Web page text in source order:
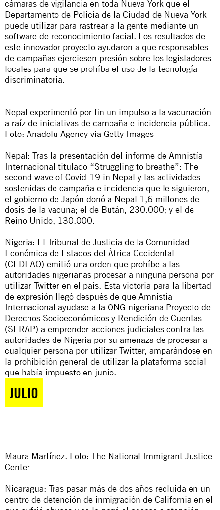
cámaras de vigilancia en toda Nueva York que el
Departamento de Policía de la Ciudad de Nueva York
puede utilizar para rastrear a la gente mediante un
software de reconocimiento facial. Los resultados de
este innovador proyecto ayudaron a que responsables
de campañas ejerciesen presión sobre los legisladores
locales para que se prohíba el uso de la tecnología
discriminatoria.
Nepal experimentó por fin un impulso a la vacunación
a raíz de iniciativas de campaña e incidencia pública.
Foto: Anadolu Agency via Getty Images
Nepal: Tras la presentación del informe de Amnistía
Internacional titulado “Struggling to breathe”: The
second wave of Covid-19 in Nepal y las actividades
sostenidas de campaña e incidencia que le siguieron,
el gobierno de Japón donó a Nepal 1,6 millones de
dosis de la vacuna; el de Bután, 230.000; y el de
Reino Unido, 130.000.
Nigeria: El Tribunal de Justicia de la Comunidad
Económica de Estados del África Occidental
(CEDEAO) emitió una orden que prohíbe a las
autoridades nigerianas procesar a ninguna persona por
utilizar Twitter en el país. Esta victoria para la libertad
de expresión llegó después de que Amnistía
Internacional ayudase a la ONG nigeriana Proyecto de
Derechos Socioeconómicos y Rendición de Cuentas
(SERAP) a emprender acciones judiciales contra las
autoridades de Nigeria por su amenaza de procesar a
cualquier persona por utilizar Twitter, amparándose en
la prohibición general de utilizar la plataforma social
que había impuesto en junio.
JULIO
Maura Martínez. Foto: The National Immigrant Justice
Center
Nicaragua: Tras pasar más de dos años recluida en un
centro de detención de inmigración de California en el